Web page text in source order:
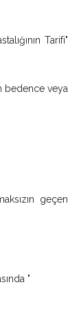
Tarifi"
bedence veya
geçen
"